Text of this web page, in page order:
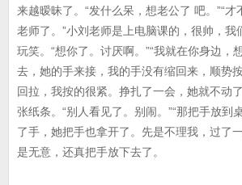
来越暧昧了。“发什么呆，想老公了 吧。”“才
老师了。”小刘老师是上电脑课的，很帅，我
玩笑。“想你了。讨厌啊。”“我就在你身边，
去，她的手来接，我的手没有缩回来，顺势
回拉，我按的很紧。挣扎了一会，她就不动
张纸条。“别人看见了。别闹。”“那把手放到
了手，她把手也拿开了。先是不理我，过了
是无意，还真把手放下去了。